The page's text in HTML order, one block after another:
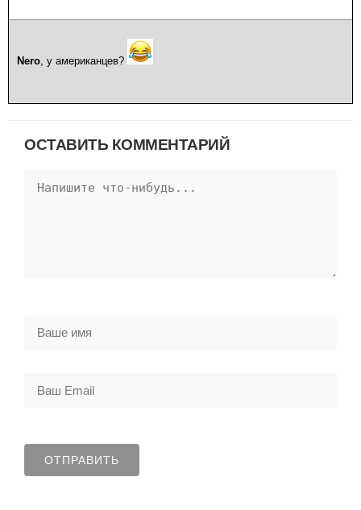
Nero , у американцев?
ОСТАВИТЬ КОММЕНТАРИЙ